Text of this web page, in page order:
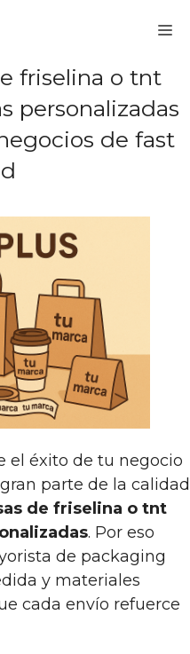
friselina o tnt
personalizadas
de fast
el éxito de tu negocio
parte de la calidad
de friselina o tnt
. Por eso
de packaging
y materiales
cada envío refuerce